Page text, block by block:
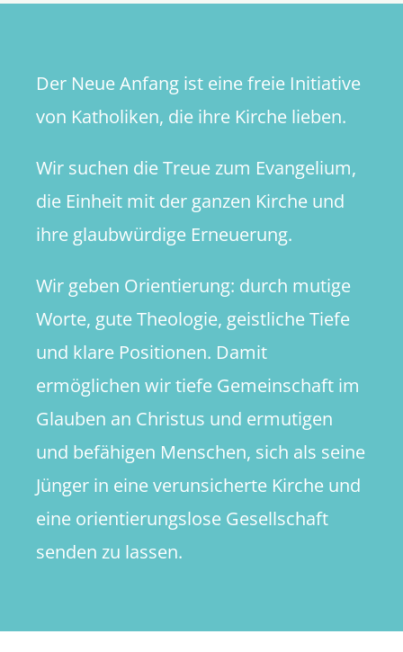
Der Neue Anfang ist eine freie Initiative
von Katholiken, die ihre Kirche lieben.
Wir suchen die Treue zum Evangelium,
die Einheit mit der ganzen Kirche und
ihre glaubwürdige Erneuerung.
Wir geben Orientierung: durch mutige
Worte, gute Theologie, geistliche Tiefe
und klare Positionen. Damit
ermöglichen wir tiefe Gemeinschaft im
Glauben an Christus und ermutigen
und befähigen Menschen, sich als seine
Jünger in eine verunsicherte Kirche und
eine orientierungslose Gesellschaft
senden zu lassen.